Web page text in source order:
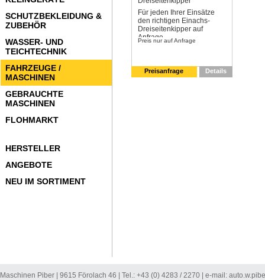
Für jeden Ihrer Einsätze
den richtigen Einachs-
Dreiseitenkipper auf
Anfrage
Preis nur auf Anfrage
Preisanfrage Details
SCHUTZBEKLEIDUNG &
ZUBEHÖR
WASSER- UND
TEICHTECHNIK
FAHRZEUGE /
MASCHINEN
GEBRAUCHTE
MASCHINEN
FLOHMARKT
HERSTELLER
ANGEBOTE
NEU IM SORTIMENT
Maschinen Piber | 9615 Förolach 46 | Tel.: +43 (0) 4283 / 2270 | e-mail: